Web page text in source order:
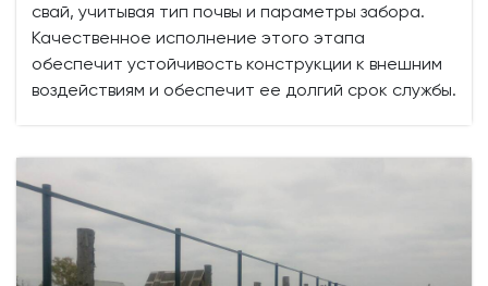
свай, учитывая тип почвы и параметры забора.
Качественное исполнение этого этапа
обеспечит устойчивость конструкции к внешним
воздействиям и обеспечит ее долгий срок службы.